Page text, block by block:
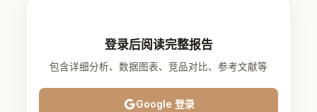
登录后阅读完整报告
包含详细分析、数据图表、竞品对比、参考文献等
Google 登录